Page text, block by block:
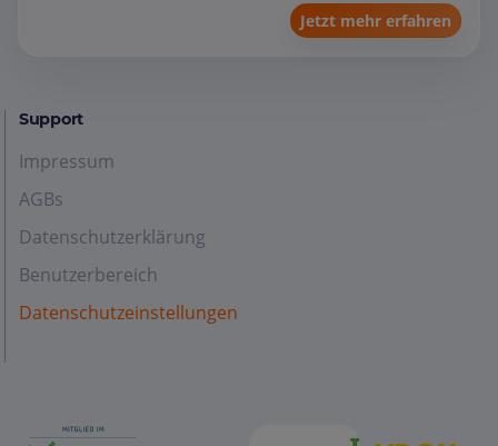
Jetzt mehr erfahren
Support
Impressum
AGBs
Datenschutzerklärung
Benutzerbereich
Datenschutzeinstellungen